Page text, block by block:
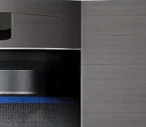
Moplama için otomatik yıkama
Engel algılamada